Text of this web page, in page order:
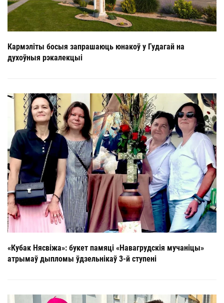
Кармэліты босыя запрашаюць юнакоў у Гудагай на
духоўныя рэкалекцыі
«Кубак Нясвіжа»: букет памяці «Навагрудскія мучаніцы»
атрымаў дыпломы ўдзельнікаў 3-й ступені